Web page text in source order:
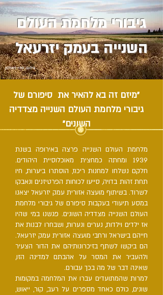
"מיזם זה בא להאיר את סיפורם של
גיבורי מלחמת העולם השנייה מצדדיה
השונים"
מלחמת העולם השנייה פרצה באירופה בשנת
1939 ומחתה כמחצית מאוכלוסיית היהודים.
חלקם נשלחו למחנות ריכוז, הוסתרו ביערות, חיו
תחת זהות בדויה, סייעו לכוחות הפרטיזנים ונאבקו
לשרוד. בשיתוף מועצה אזורית עמק יזרעאל יצאנו
במסע תיעודי בעקבות סיפורם של גיבורי מלחמת
העולם השנייה מצדדיה השונים. פגשנו במי שהיו
אז ילדים וילדות, נערים ונערות, ושבחרו לבנות את
חייהם בישראל ורחבי מועצה אזורית עמק יזרעאל.
הם ביקשו לשתף בזיכרונותיהם את הדור הצעיר
ולהעביר את המסר על אהבתם למדינה הזו,
שאינה דבר של מה בכך עבורם.
למרות שהמתועדים עברו את המלחמה במקומות
שונים, כולם כאחד מספרים על רעב, קור, ייאוש,
גיבורי מלחמת העולם
השנייה בעמק יזרעאל
צילום: סתיו פאולמן